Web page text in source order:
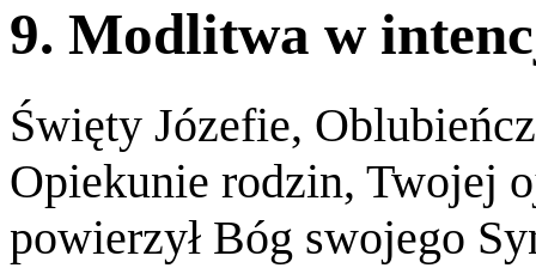
9. Modlitwa w
Święty Józefie,
Opiekunie rodzin, Twojej
powierzył Bóg swojego